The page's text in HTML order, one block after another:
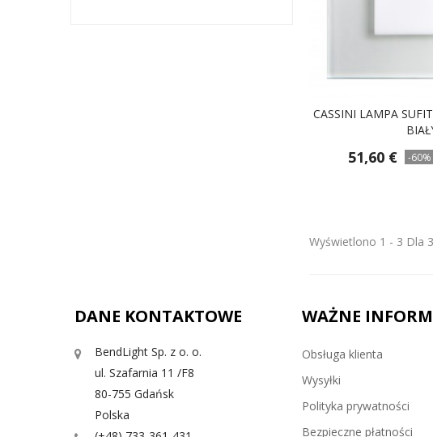
CASSINI LAMPA
51,60 € -60%
Wyświetlono 1 - 3 Dla
DANE KONTAKTOWE
BendLight Sp. z o. o.
ul. Szafarnia 11 /F8
80-755 Gdańsk
Polska
WAŻNE
Obsługa klienta
Wysyłki
Polityka prywatności
Bezpieczne płatności